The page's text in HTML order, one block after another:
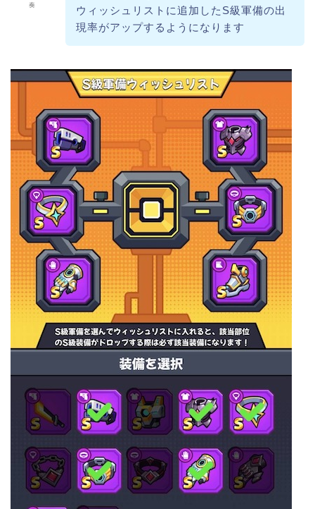
奏
ウィッシュリストに追加したS級軍備の出
現率がアップするようになります